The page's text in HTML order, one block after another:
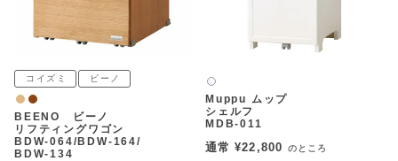
コイズミ ビーノ
ナチュラル
ウォルナット
BEENO ビーノ
リフティングワゴン
BDW-064/BDW-164/
BDW-134
白2
Muppu ムップ
シェルフ
MDB-011
通常 ¥22,800 のところ